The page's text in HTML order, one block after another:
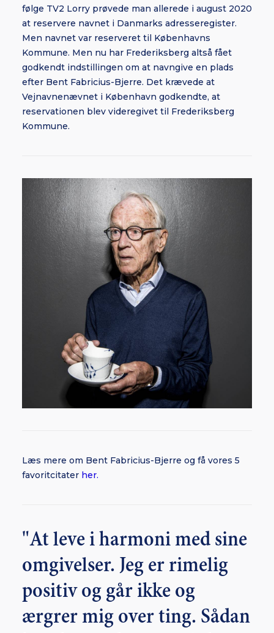
følge TV2 Lorry prøvede man allerede i august 2020
at reservere navnet i Danmarks adresseregister.
Men navnet var reserveret til Københavns
Kommune. Men nu har Frederiksberg altså fået
godkendt indstillingen om at navngive en plads
efter Bent Fabricius-Bjerre. Det krævede at
Vejnavnenævnet i København godkendte, at
reservationen blev videregivet til Frederiksberg
Kommune.
Læs mere om Bent Fabricius-Bjerre og få vores 5
favoritcitater her.
"At leve i harmoni med sine
omgivelser. Jeg er rimelig
positiv og går ikke og
ærgrer mig over ting. Sådan